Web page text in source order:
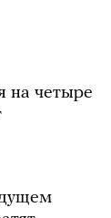
на четыре